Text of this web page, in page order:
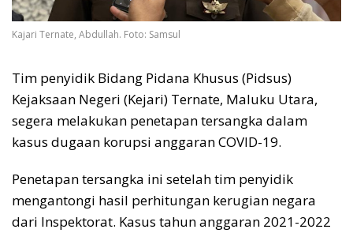
Kajari Ternate, Abdullah. Foto: Samsul
Tim penyidik Bidang Pidana Khusus (Pidsus)
Kejaksaan Negeri (Kejari) Ternate, Maluku Utara,
segera melakukan penetapan tersangka dalam
kasus dugaan korupsi anggaran COVID-19.
Penetapan tersangka ini setelah tim penyidik
mengantongi hasil perhitungan kerugian negara
dari Inspektorat. Kasus tahun anggaran 2021-2022